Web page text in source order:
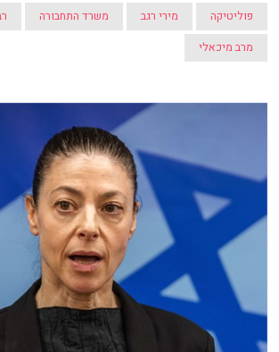
פוליטיקה מירי רגב משרד התחבורה
מרב מיכאלי